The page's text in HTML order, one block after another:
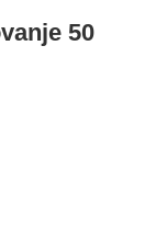
50